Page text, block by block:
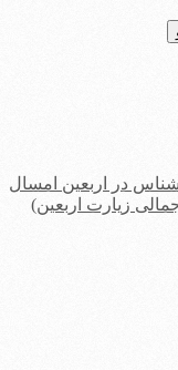
زیارت اربعین)